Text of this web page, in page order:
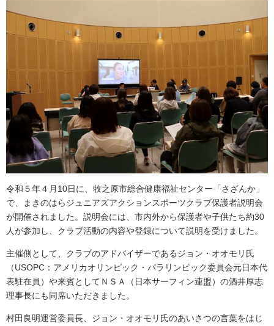
令和５年４月10日に、牧之原市総合健康福祉センター「さざんか」
で、まきのはらジュニアズアクションスポーツクラブ保護者説明会
が開催されました。説明会には、市内外から保護者や子供たち約30
人が参加し、クラブ活動の内容や登録について説明を受けました。
主催側として、クラブのアドバイザーであるジョン・オオモリ氏
（USOPC：アメリカオリンピック・パラリンピック委員会元日本代
表駐在員）や来賓としてＮＳＡ（日本サーフィン連盟）の酒井厚志
理事長にも同席いただきました。
村田良明運営委員長、ジョン・オオモリ氏のあいさつの言葉をはじ